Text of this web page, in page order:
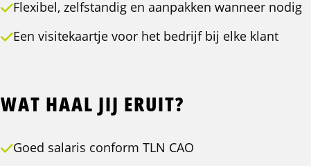
Flexibel, zelfstandig en aanpakken wanneer nodig
Een visitekaartje voor het bedrijf bij elke klant
WAT HAAL JIJ ERUIT?
Goed salaris conform TLN CAO